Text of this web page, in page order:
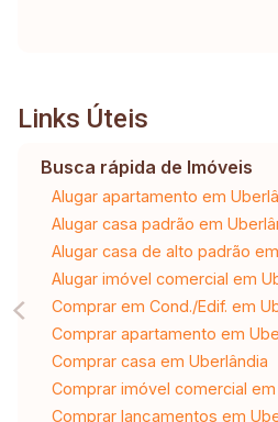
Links Úteis
Busca rápida de Imóveis
Alugar apartamento em
Alugar casa padrão em
Alugar casa de alto padrão
Alugar imóvel comercial em
Comprar em Cond./Edif. em
Comprar apartamento em
Comprar casa em Uberlândia
Comprar imóvel comercial em
Comprar lançamentos em